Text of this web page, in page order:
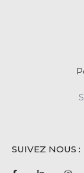
SUIVEZ NOUS :